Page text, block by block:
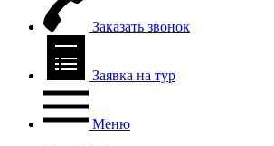
Заказать звонок
Заявка на тур
Меню